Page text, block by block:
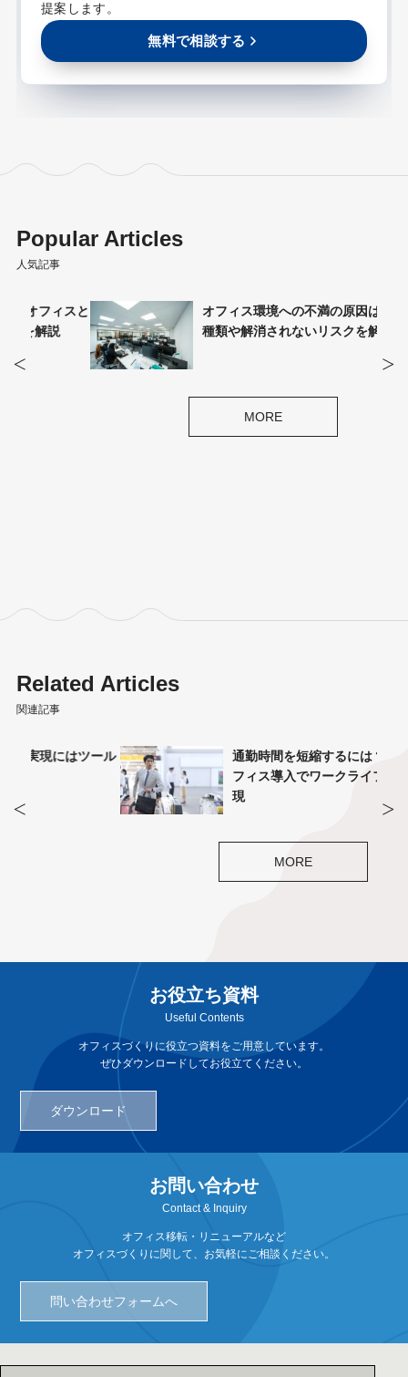
提案します。
無料で相談する
Popular Articles
人気記事
オフィス環境への不満の原因は？不満の
種類や解消されないリスクを解説
Related Articles
関連記事
通勤時間を短縮するには？サテライトオ
フィス導入でワークライフバランスを実
現
お役立ち資料
Useful Contents
オフィスづくりに役立つ資料をご用意しています。
ぜひダウンロードしてお役立てください。
ダウンロード
お問い合わせ
Contact & Inquiry
オフィス移転・リニューアルなど
オフィスづくりに関して、お気軽にご相談ください。
問い合わせフォームへ